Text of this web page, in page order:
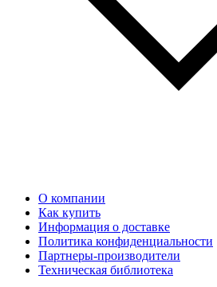
О компании
Как купить
Информация о доставке
Политика конфиденциальности
Партнеры-производители
Техническая библиотека